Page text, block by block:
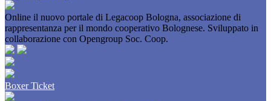
Online il nuovo portale di Legacoop Bologna, associazione di
rappresentanza per il mondo cooperativo Bolognese. Sviluppato in
collaborazione con Opengroup Soc. Coop.
Boxer Ticket